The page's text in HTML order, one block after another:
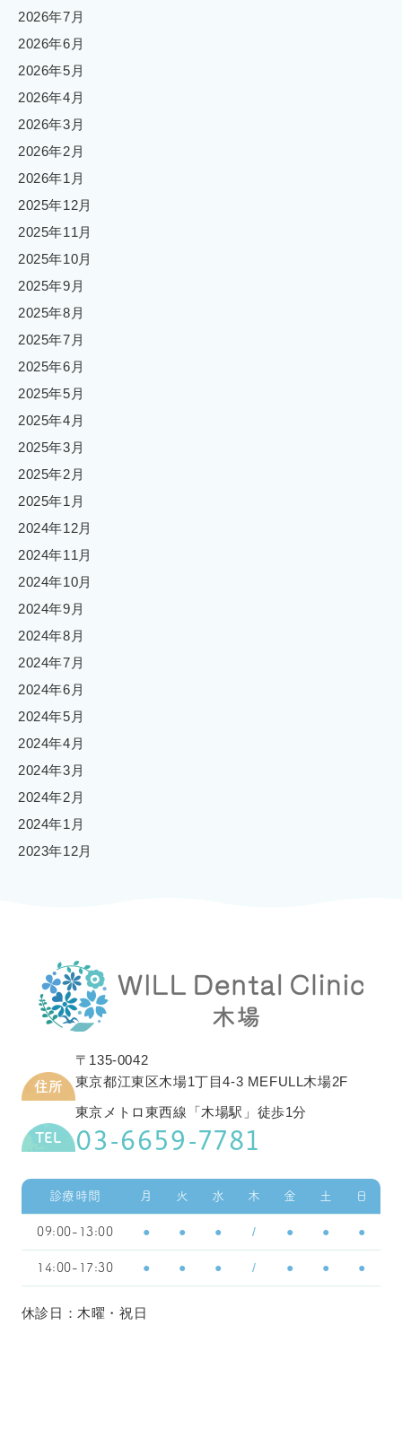
2026年7月
2026年6月
2026年5月
2026年4月
2026年3月
2026年2月
2026年1月
2025年12月
2025年11月
2025年10月
2025年9月
2025年8月
2025年7月
2025年6月
2025年5月
2025年4月
2025年3月
2025年2月
2025年1月
2024年12月
2024年11月
2024年10月
2024年9月
2024年8月
2024年7月
2024年6月
2024年5月
2024年4月
2024年3月
2024年2月
2024年1月
2023年12月
住所
〒135-0042
東京都江東区木場1丁目4-3 MEFULL木場2F
東京メトロ東西線「木場駅」徒歩1分
TEL 03-6659-7781
診療時間 月 火 水 木 金 土 日
09:00-13:00 ● ● ● / ● ● ●
14:00-17:30 ● ● ● / ● ● ●
休診日：木曜・祝日